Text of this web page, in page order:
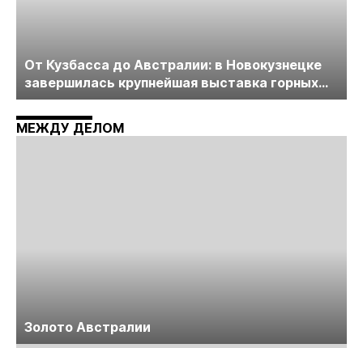
От Кузбасса до Австралии: в Новокузнецке
завершилась крупнейшая выставка горных
технологий «Недра России. Уголь России и
Майнинг»
МЕЖДУ ДЕЛОМ
Золото Австралии